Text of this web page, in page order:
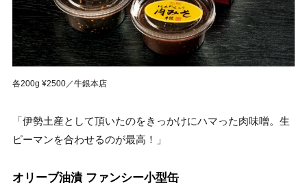
各200g ¥2500／牛銀本店
「伊勢土産として頂いたのをきっかけにハマった肉味噌。生
ピーマンを合わせるのが最高！」
オリーブ油漬 ファンシー小型缶